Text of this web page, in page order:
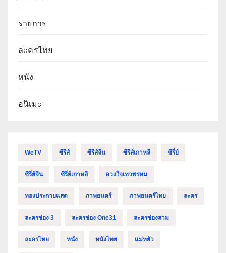
รายการ
ละครไทย
หนัง
อนิเมะ
WeTV ซีรีส์ ซีรีส์จีน ซีรีส์เกาหลี ซีรี่ย์
ซีรี่ย์จีน ซีรี่ย์เกาหลี ดวงใจเทวพรหม
ทองประกายแสด ภาพยนตร์ ภาพยนตร์ไทย ละคร
ละครช่อง 3 ละครช่อง One31 ละครช่องสาม
ละครไทย หนัง หนังไทย แม่หยัว